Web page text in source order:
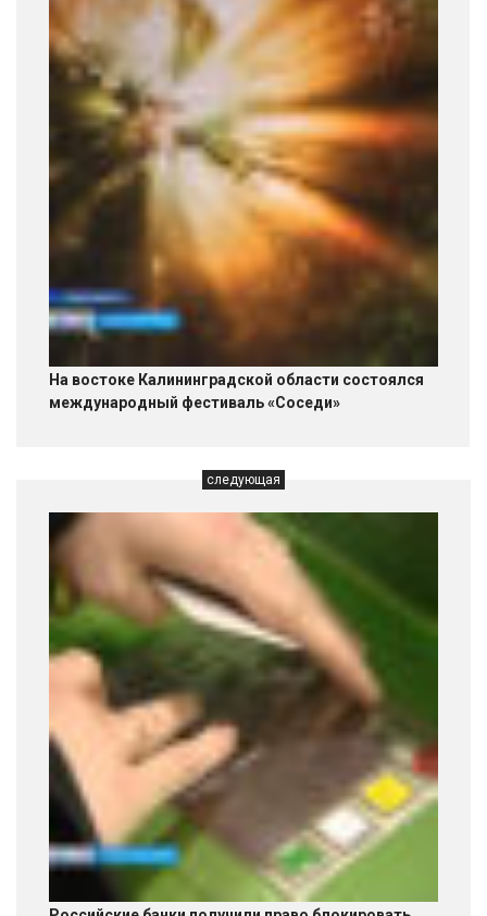
На востоке Калининградской области состоялся
международный фестиваль «Соседи»
следующая